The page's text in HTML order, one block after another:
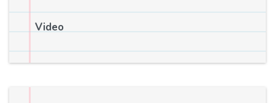
Video